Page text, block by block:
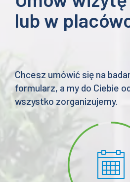
lub w
Chcesz umówić się na
formularz, a my do Ciebie
wszystko zorganizujemy.